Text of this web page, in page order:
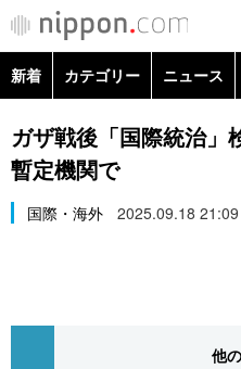
カテゴリー
経済・ビジネス
トップ
In-depth
新着 カテゴリー ニュース
政治・外交
経済・ビジネス
ガザ戦後「国際統治」
暫定機関で
国際・海外 2025.09.18
他